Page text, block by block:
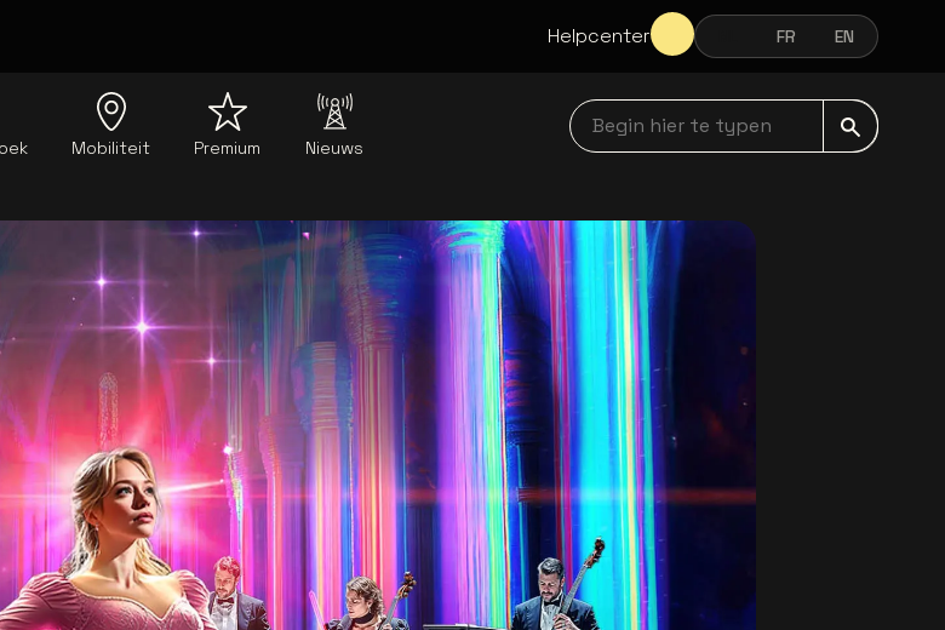
Helpcenter NEDERLANDSFRANÇAIS
FR ENGLISH
EN
Mobiliteit Premium Nieuws
Begin hier te typen navbar